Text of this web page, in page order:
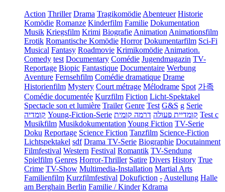
Action Thriller Drama Tragikomödie Abenteuer Historie
Komödie Romanze Kinderfilm Familie Dokumentation
Musik Kriegsfilm Krimi Biografie Animation Animationsfilm
Erotik Romantische Komödie Horror Dokumentarfilm Sci-Fi
Musical Fantasy Roadmovie Krimikomödie Animation.
Comedy test Documentary Comédie Jugendmagazin TV-
Reportage Biopic Fantastique Documentaire Werbung
Aventure Fernsehfilm Comédie dramatique Drame
Historienfilm Mystery Court métrage Mélodrame Spot 가족
Comédie documentée Kurzfilm Fiction Licht-Spektakel
Spectacle son et lumière Trailer Genre Test G&S g Serie
קומדיה Young-Fiction-Serie קומדיית פעולה דרמה קומית
Test c
Musikfilm Musikdokumentation Young Fiction TV-Serie
Doku Reportage Science Fiction Tanzfilm Science-Fiction
Lichtspektakel sdf Drama TV-Serie Biographie Docutainment
Filmfestival Western Festival Romantik TV-Sendung
Spielfilm Genres Horror-Thriller Satire Divers History True
Crime TV-Show Multimedia-Installation Martial Arts
Familienfilm Kurzfilmfestival Dokufiction - Austellung Halle
am Berghain Berlin Familie / Kinder Kdrama